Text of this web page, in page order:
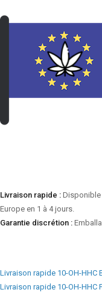
Livraison rapide : Disponible
Europe en 1 à 4 jours.
Garantie discrétion :
Livraison rapide 10-OH-HHC
Livraison rapide 10-OH-HHC